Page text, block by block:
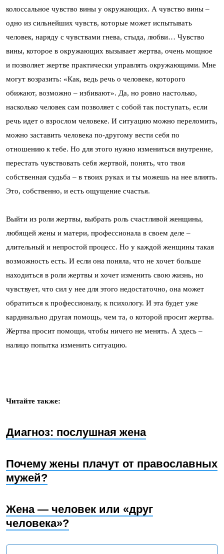
колоссальное чувство вины у окружающих. А чувство вины –
одно из сильнейших чувств, которые может испытывать
человек, наряду с чувствами гнева, стыда, любви… Чувство
вины, которое в окружающих вызывает жертва, очень мощное
и позволяет жертве практически управлять окружающими. Мне
могут возразить: «Как, ведь речь о человеке, которого
обижают, возможно – избивают». Да, но ровно настолько,
насколько человек сам позволяет с собой так поступать, если
речь идет о взрослом человеке. И ситуацию можно переломить,
можно заставить человека по-другому вести себя по
отношению к тебе. Но для этого нужно измениться внутренне,
перестать чувствовать себя жертвой, понять, что твоя
собственная судьба – в твоих руках и ты можешь на нее влиять.
Это, собственно, и есть ощущение счастья.
Выйти из роли жертвы, выбрать роль счастливой женщины,
любящей жены и матери, профессионала в своем деле –
длительный и непростой процесс. Но у каждой женщины такая
возможность есть. И если она поняла, что не хочет больше
находиться в роли жертвы и хочет изменить свою жизнь, но
чувствует, что сил у нее для этого недостаточно, она может
обратиться к профессионалу, к психологу. И эта будет уже
кардинально другая помощь, чем та, о которой просит жертва.
Жертва просит помощи, чтобы ничего не менять. А здесь –
налицо попытка изменить ситуацию.
Читайте также:
Диагноз: послушная жена
Почему жены плачут от православных
мужей?
Жена — человек или «друг
человека»?